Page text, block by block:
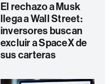
El rechazo a Musk
llega a Wall Street:
inversores buscan
excluir a SpaceX de
sus carteras